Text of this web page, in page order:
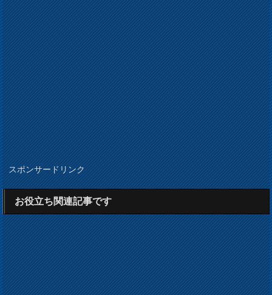
スポンサードリンク
お役立ち関連記事です